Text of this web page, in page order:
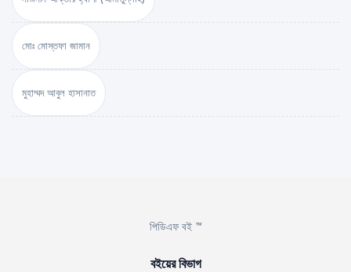
মোঃ মোস্তফা জামান
মুহাম্মদ আবুল হাসানাত
পিডিএফ বই ™
বইয়ের বিভাগ